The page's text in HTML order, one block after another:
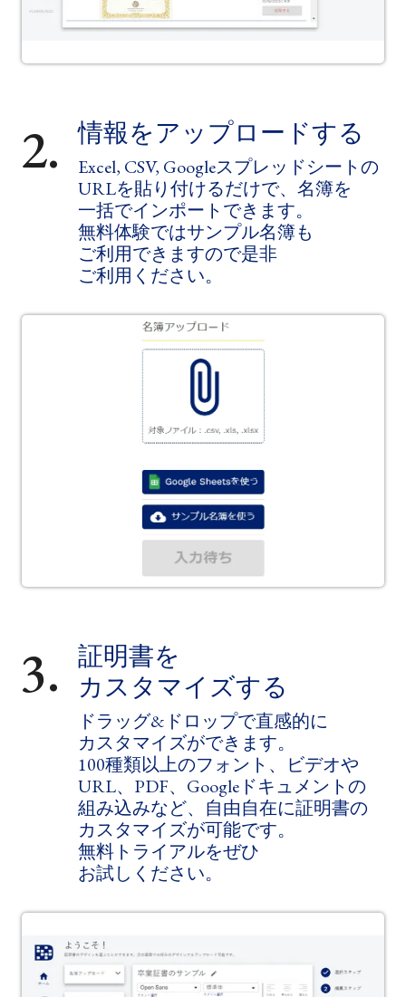
2. 情報を​アップロードする
Excel, CSV, Googleスプレッドシートの​
URLを​貼り付けるだけで、​名簿を​
一括で​インポートできます。​
無料体験では​サンプル名簿も​
ご利用できますので​是非​
ご利用ください。
3.
証明書を​
カスタマイズする
ドラッグ&ドロップで​直感的に​
カスタマイズが​できます。​
100種類以上の​フォント、​ビデオや​
URL、​PDF、​Googleドキュメントの​
組み込みなど、​自由​自在に​証明書の​
カスタマイズが​可能です。​
無料トライアルを​ぜひ​
お試しください。